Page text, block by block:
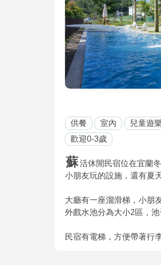
供餐 室內 兒童遊
歡迎0-3歲
蘇活休閒民宿位在宜蘭
小朋友玩的設施，還有夏
大廳有一座溜滑梯，小朋
外戲水池分為大小2區，
民宿有電梯，方便帶著行